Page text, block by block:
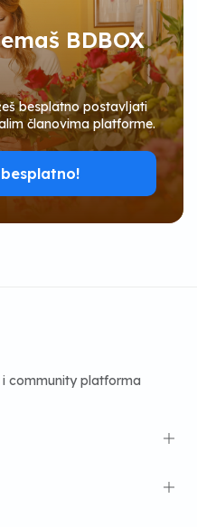
BDBOX
besplatno postavljati
članovima platforme.
community platforma